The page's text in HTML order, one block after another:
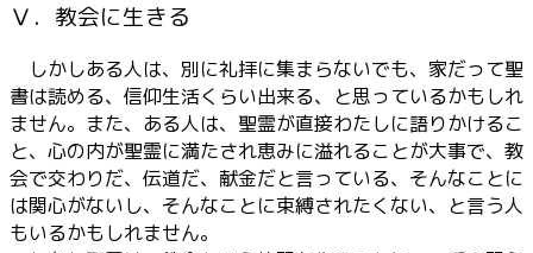
Ⅴ．教会に生きる
しかしある人は、別に礼拝に集まらないでも、家だって聖
書は読める、信仰生活くらい出来る、と思っているかもしれ
ません。また、ある人は、聖霊が直接わたしに語りかけるこ
と、心の内が聖霊に満たされ恵みに溢れることが大事で、教
会で交わりだ、伝道だ、献金だと言っている、そんなことに
は関心がないし、そんなことに束縛されたくない、と言う人
もいるかもしれません。